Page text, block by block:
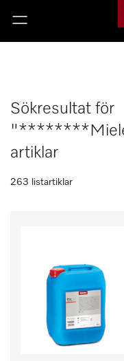
Sökresultat för
artiklar
263 listartiklar